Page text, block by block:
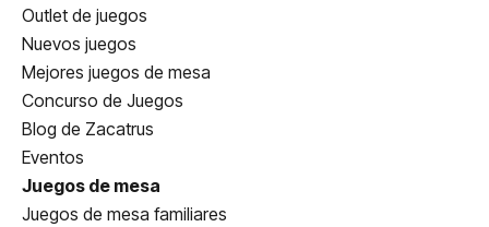
Outlet de juegos
Nuevos juegos
Mejores juegos de mesa
Concurso de Juegos
Blog de Zacatrus
Eventos
Juegos de mesa
Juegos de mesa familiares